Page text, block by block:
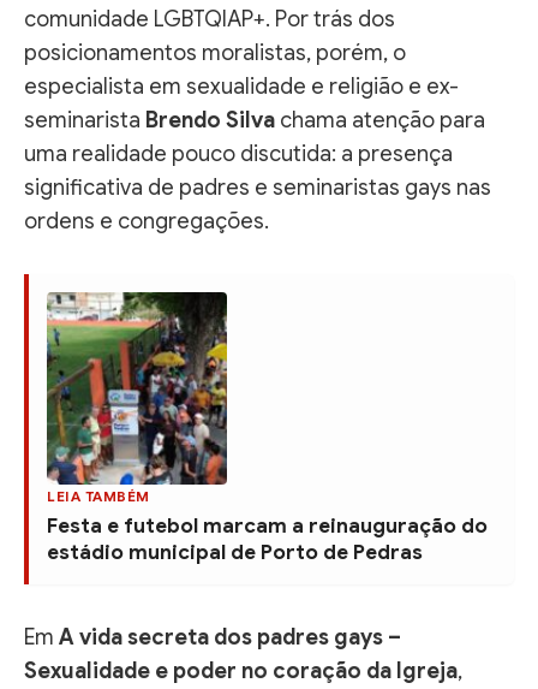
comunidade LGBTQIAP+. Por trás dos
posicionamentos moralistas, porém, o
especialista em sexualidade e religião e ex-
seminarista Brendo Silva chama atenção para
uma realidade pouco discutida: a presença
significativa de padres e seminaristas gays nas
ordens e congregações.
LEIA TAMBÉM
Festa e futebol marcam a reinauguração do
estádio municipal de Porto de Pedras
Em A vida secreta dos padres gays –
Sexualidade e poder no coração da Igreja,